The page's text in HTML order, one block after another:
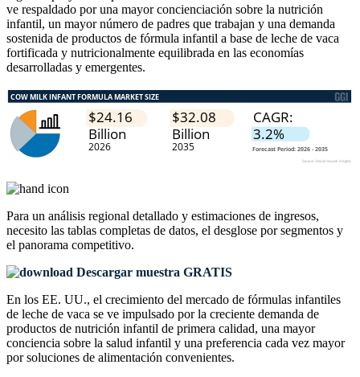
ve respaldado por una mayor concienciación sobre la nutrición
infantil, un mayor número de padres que trabajan y una demanda
sostenida de productos de fórmula infantil a base de leche de vaca
fortificada y nutricionalmente equilibrada en las economías
desarrolladas y emergentes.
Para un análisis regional detallado y estimaciones de ingresos,
necesito las tablas completas de datos, el desglose por segmentos y
el panorama competitivo.
Descargar muestra GRATIS
En los EE. UU., el crecimiento del mercado de fórmulas infantiles
de leche de vaca se ve impulsado por la creciente demanda de
productos de nutrición infantil de primera calidad, una mayor
conciencia sobre la salud infantil y una preferencia cada vez mayor
por soluciones de alimentación convenientes.